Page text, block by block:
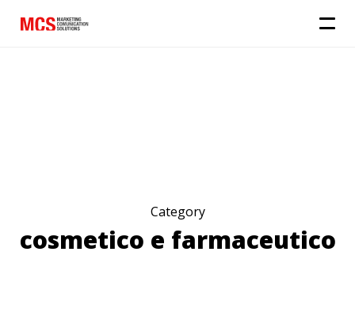
Category
cosmetico e farmaceutico